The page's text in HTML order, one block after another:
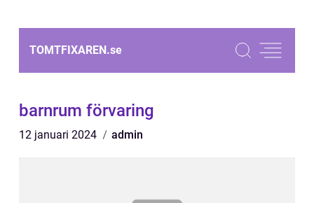
TOMTFIXAREN.se
barnrum förvaring
12 januari 2024 admin